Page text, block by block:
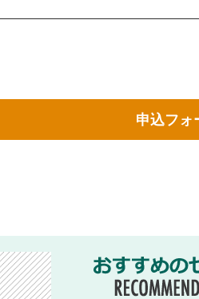
申込フォ